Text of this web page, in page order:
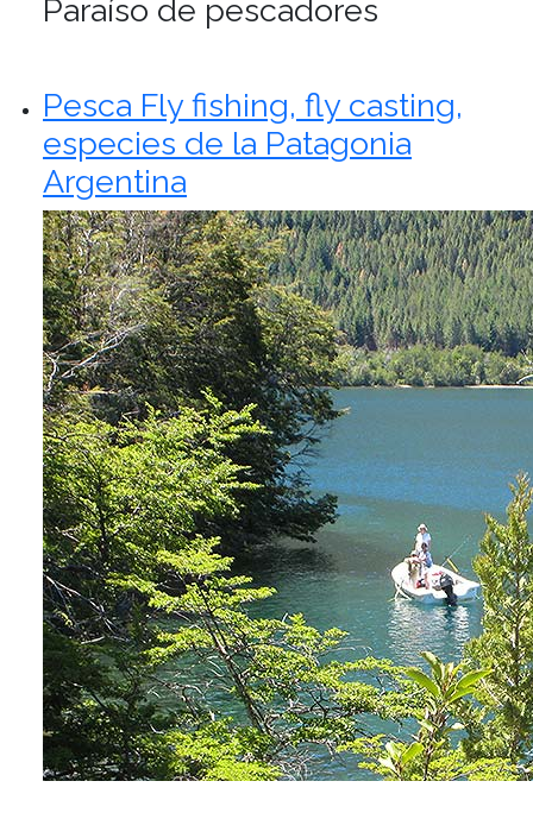
Paraíso de pescadores
Pesca Fly fishing, fly casting,
especies de la Patagonia
Argentina